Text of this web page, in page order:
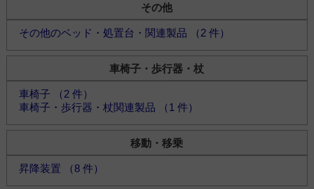
その他
その他のベッド・処置台・関連製品 （2 件）
車椅子・歩行器・杖
車椅子 （2 件）
車椅子・歩行器・杖関連製品 （1 件）
移動・移乗
昇降装置 （8 件）